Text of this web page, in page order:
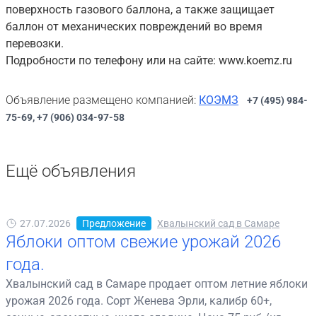
поверхность газового баллона, а также защищает
баллон от механических повреждений во время
перевозки.
Подробности по телефону или на сайте: www.koemz.ru
Объявление размещено компанией: КОЭМЗ
+7 (495) 984-
75-69, +7 (906) 034-97-58
Ещё объявления
27.07.2026 Предложение Хвалынский сад в Самаре
Яблоки оптом свежие урожай 2026
года.
Хвалынский сад в Самаре продает оптом летние яблоки
урожая 2026 года. Сорт Женева Эрли, калибр 60+,